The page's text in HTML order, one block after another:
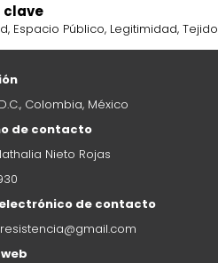
clave
, Espacio Público, Legitimidad, Tejido
, Colombia, México
de contacto
Nieto Rojas
de contacto